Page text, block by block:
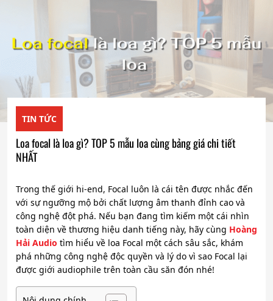
TIN TỨC
Loa focal là loa gì? TOP 5 mẫu loa cùng bảng giá chi tiết
NHẤT
Trong thế giới hi-end, Focal luôn là cái tên được nhắc đến
với sự ngưỡng mộ bởi chất lượng âm thanh đỉnh cao và
công nghệ đột phá. Nếu bạn đang tìm kiếm một cái nhìn
toàn diện về thương hiệu danh tiếng này, hãy cùng Hoàng
Hải Audio tìm hiểu về loa Focal một cách sâu sắc, khám
phá những công nghệ độc quyền và lý do vì sao Focal lại
được giới audiophile trên toàn cầu săn đón nhé!